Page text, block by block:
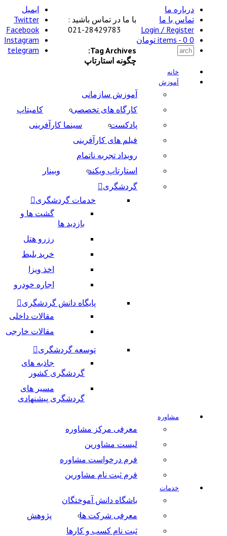
درباره ما
تماس با ما
Login / Register
0 items -
0 تومان
ایمیل
Twitter
Facebook
Instagram
telegram
با ما در تماس باشید :
28429783-021
خانه
آموزش
آموزش سازمانی
کارگاه های تخصصی
کامیتاپ
پادکست
سینما کارآفرینی
فیلم های کارآفرینی
رویداد تجربه ناتمام
استارتاپ ویکند
وبینار
گردشگری
خدمات گردشگری
گشت ها و
بازدید ها
رزرو هتل
خرید بلیط
اخذ ویزا
اجاره خودرو
پایگاه دانش گردشگری
مقالات داخلی
مقالات خارجی
توسعه گردشگری
جاذبه های
گردشگری کشور
مسیر های
گردشگری پیشنهادی
مشاوره
معرفی مرکز مشاوره
لیست مشاورین
فرم درخواست مشاوره
فرم ثبت نام مشاورین
خدمات
باشگاه دانش آموختگان
معرفی شرکت ها
پژوهش
ثبت نام کسب و کارها
Tag Archives:
چگونه استارتاپ